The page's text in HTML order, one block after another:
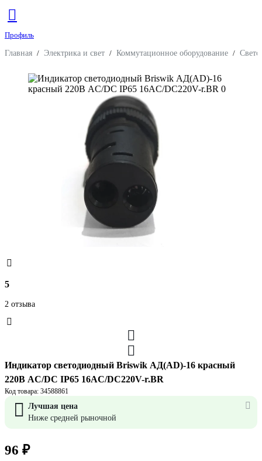
Профиль
Главная / Электрика и свет / Коммутационное оборудование /
5
2 отзыва
Индикатор светодиодный Briswik АД(AD)-16 красный
220В AC/DC IP65 16AC/DC220V-r.BR
Код товара: 34588861
Лучшая цена
Ниже средней рыночной
96 ₽